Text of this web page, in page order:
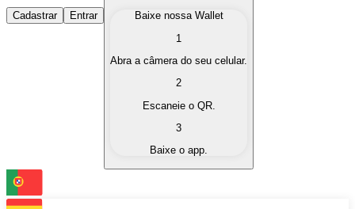
Comprar Criptomoedas
Compre as criptomoedas de seu interesse de forma
Converta suas criptomoedas em moeda fiduciária
Troque uma criptomoeda por outra
Cadastrar Entrar
Baixe nossa Wallet
1
Abra a câmera do seu celular.
2
Escaneie o QR.
3
Baixe o app.